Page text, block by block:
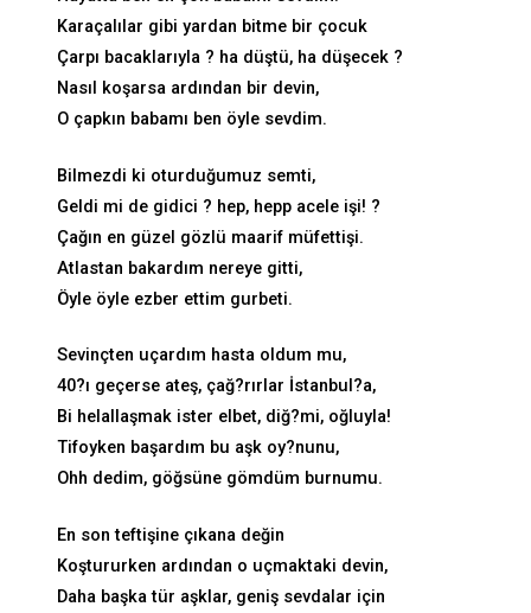
Karaçalılar gibi yardan bitme bir çocuk
Çarpı bacaklarıyla ? ha düştü, ha düşecek ?
Nasıl koşarsa ardından bir devin,
O çapkın babamı ben öyle sevdim.
Bilmezdi ki oturduğumuz semti,
Geldi mi de gidici ? hep, hepp acele işi! ?
Çağın en güzel gözlü maarif müfettişi.
Atlastan bakardım nereye gitti,
Öyle öyle ezber ettim gurbeti.
Sevinçten uçardım hasta oldum mu,
40?ı geçerse ateş, çağ?rırlar İstanbul?a,
Bi helallaşmak ister elbet, diğ?mi, oğluyla!
Tifoyken başardım bu aşk oy?nunu,
Ohh dedim, göğsüne gömdüm burnumu.
En son teftişine çıkana değin
Koştururken ardından o uçmaktaki devin,
Daha başka tür aşklar, geniş sevdalar için